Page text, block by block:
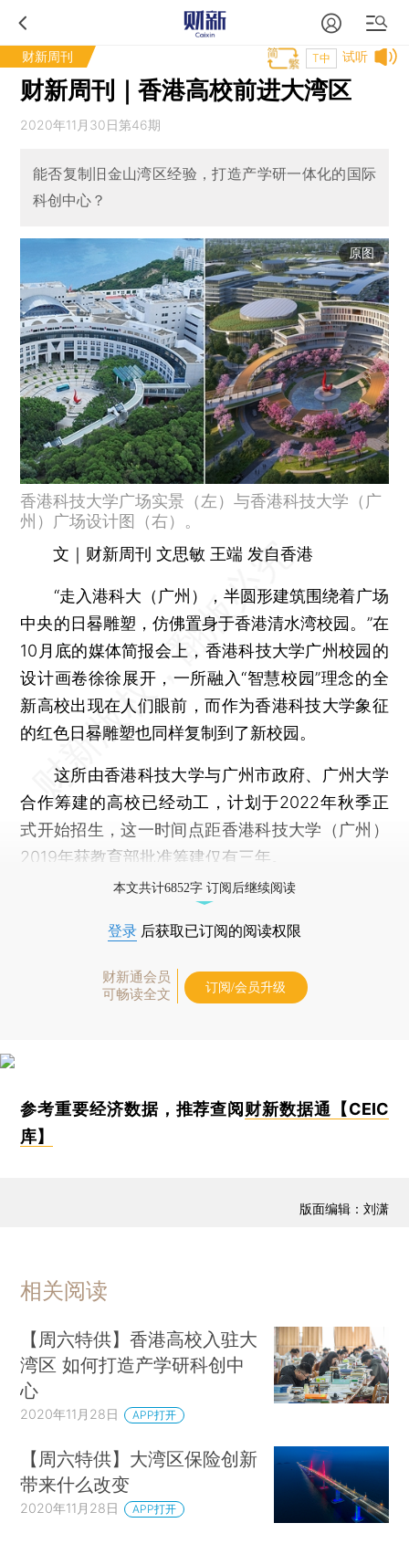
财新周刊 试听
T中
财新周刊｜香港高校前进大湾区
2020年11月30日第46期
能否复制旧金山湾区经验，打造产学研一体化的国际
科创中心？
原图
香港科技大学广场实景（左）与香港科技大学（广
州）广场设计图（右）。
文｜财新周刊 文思敏 王端 发自香港
“走入港科大（广州），半圆形建筑围绕着广场
中央的日晷雕塑，仿佛置身于香港清水湾校园。”在
10月底的媒体简报会上，香港科技大学广州校园的
设计画卷徐徐展开，一所融入“智慧校园”理念的全
新高校出现在人们眼前，而作为香港科技大学象征
的红色日晷雕塑也同样复制到了新校园。
这所由香港科技大学与广州市政府、广州大学
合作筹建的高校已经动工，计划于2022年秋季正
式开始招生，这一时间点距香港科技大学（广州）
2019年获教育部批准筹建仅有三年。
本文共计6852字 订阅后继续阅读
登录 后获取已订阅的阅读权限
财新通会员
可畅读全文
订阅/会员升级
参考重要经济数据，推荐查阅财新数据通【CEIC
库】
版面编辑：刘潇
相关阅读
【周六特供】香港高校入驻大
湾区 如何打造产学研科创中
心
2020年11月28日 APP打开
【周六特供】大湾区保险创新
带来什么改变
2020年11月28日 APP打开